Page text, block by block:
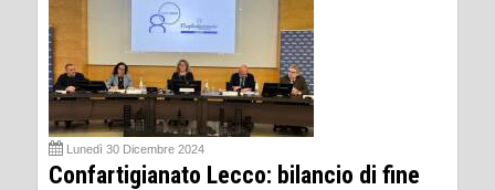
Lunedì 30 Dicembre 2024
Confartigianato Lecco: bilancio di fine